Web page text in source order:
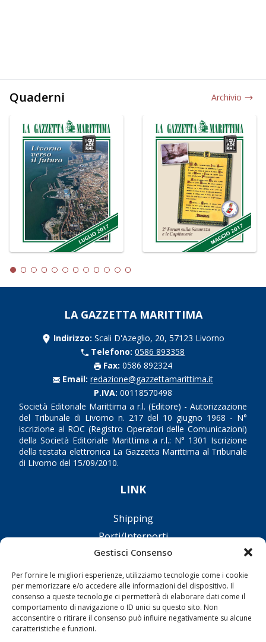
Gestisci Consenso
Per fornire le migliori esperienze, utilizziamo tecnologie come i cookie
per memorizzare e/o accedere alle informazioni del dispositivo. Il
consenso a queste tecnologie ci permetterà di elaborare dati come il
comportamento di navigazione o ID unici su questo sito. Non
acconsentire o ritirare il consenso può influire negativamente su alcune
caratteristiche e funzioni.
Quaderni Archivio
LA GAZZETTA MARITTIMA
Indirizzo: Scali D'Azeglio, 20, 57123 Livorno
Telefono: 0586 893358
Fax: 0586 892324
Email: redazione@gazzettamarittima.it
P.IVA: 00118570498
Società Editoriale Marittima a r.l. (Editore) - Autorizzazione
del Tribunale di Livorno n. 217 del 10 giugno 1968 - N°
iscrizione al ROC (Registro Operatori delle Comunicazioni)
della Società Editoriale Marittima a r.l.: N° 1301 Iscrizione
della testata elettronica La Gazzetta Marittima al Tribunale
di Livorno del 15/09/2010.
LINK
Shipping
Porti/Interporti
Trasporti
Varie
Sostenibilità
Compagnie di Navigazione
Blue economy